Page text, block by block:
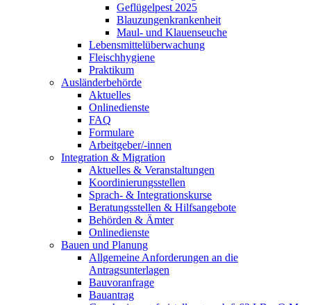
Geflügelpest 2025
Blauzungenkrankenheit
Maul- und Klauenseuche
Lebensmittelüberwachung
Fleischhygiene
Praktikum
Ausländerbehörde
Aktuelles
Onlinedienste
FAQ
Formulare
Arbeitgeber/-innen
Integration & Migration
Aktuelles & Veranstaltungen
Koordinierungsstellen
Sprach- & Integrationskurse
Beratungsstellen & Hilfsangebote
Behörden & Ämter
Onlinedienste
Bauen und Planung
Allgemeine Anforderungen an die
Antragsunterlagen
Bauvoranfrage
Bauantrag